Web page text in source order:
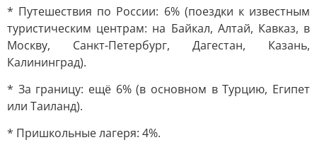
* Путешествия по России: 6% (поездки к известным
туристическим центрам: на Байкал, Алтай, Кавказ, в
Москву, Санкт-Петербург, Дагестан, Казань,
Калининград).
* За границу: ещё 6% (в основном в Турцию, Египет
или Таиланд).
* Пришкольные лагеря: 4%.